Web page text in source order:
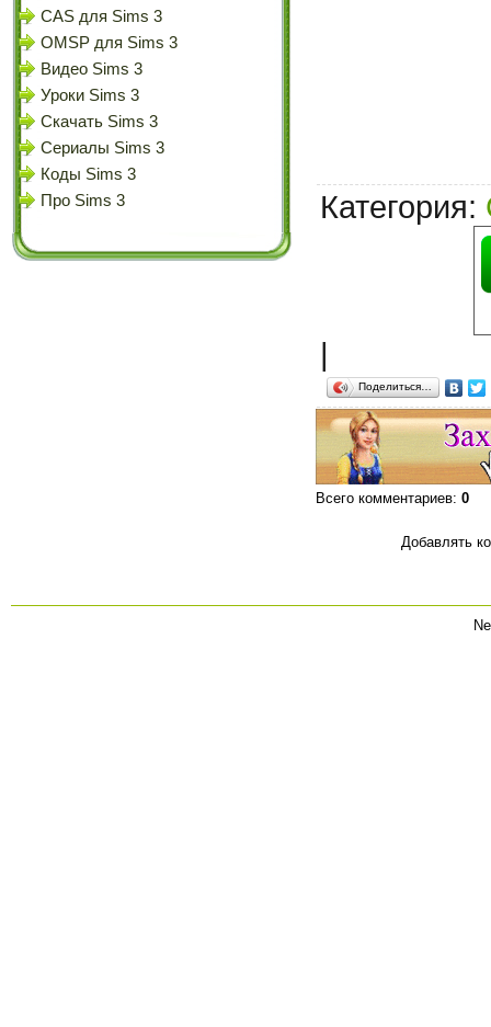
CAS для Sims 3
OMSP для Sims 3
Видео Sims 3
Уроки Sims 3
Скачать Sims 3
Сериалы Sims 3
Коды Sims 3
Про Sims 3
Категория:
|
Поделиться…
Всего комментариев: 0
Добавлять